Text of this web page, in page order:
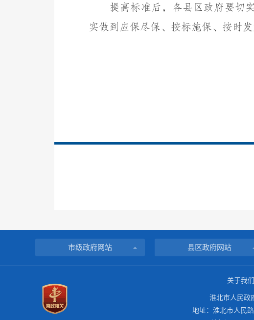
提高标准后，各县区政府要切
实做到应保尽保、按标施保、按时发
市级政府网站 县区政府网站
关于我们
淮北市人民政
地址：淮北市人民